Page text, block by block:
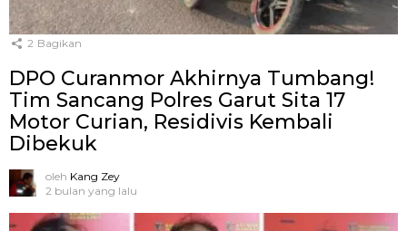
2 Bagikan
DPO Curanmor Akhirnya Tumbang!
Tim Sancang Polres Garut Sita 17
Motor Curian, Residivis Kembali
Dibekuk
oleh Kang Zey
2 bulan yang lalu